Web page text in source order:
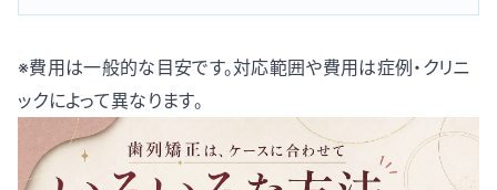
※費用は一般的な目安です。対応範囲や費用は症例・クリニ
ックによって異なります。